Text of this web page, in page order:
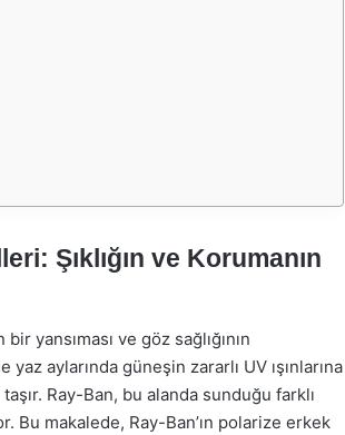
Şıklığın ve Korumanın
yansıması ve göz sağlığının
aylarında güneşin zararlı UV ışınlarına
Ray-Ban, bu alanda sunduğu farklı
Bu makalede, Ray-Ban’ın polarize erkek